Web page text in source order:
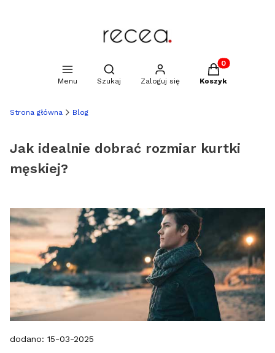
Menu
Otwórz wyszukiwarkę
Szukaj Zaloguj się
Produkty w
Koszyk
Strona główna Blog
Jak idealnie dobrać rozmiar kurtki
męskiej?
dodano: 15-03-2025